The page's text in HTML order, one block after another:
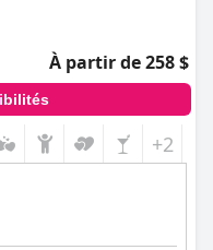
À partir de 258 $
+2